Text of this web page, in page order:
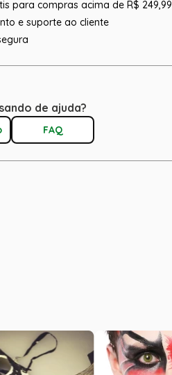
para compras acima de R$ 249,99
e suporte ao cliente
de ajuda?
FAQ